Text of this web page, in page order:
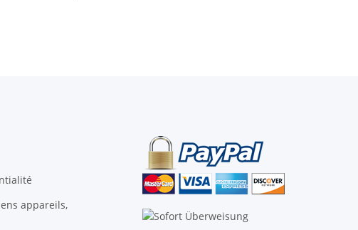
appareils,